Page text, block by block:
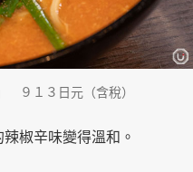
９１３日元（含稅）
椒辛味變得溫和。